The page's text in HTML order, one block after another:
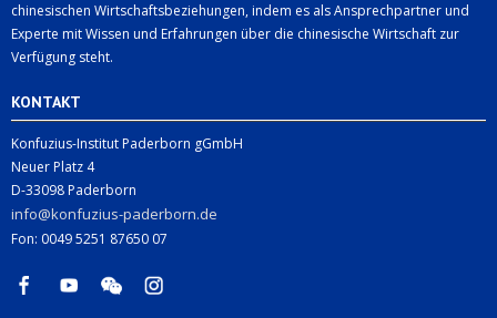
chinesischen Wirtschaftsbeziehungen, indem es als Ansprechpartner und
Experte mit Wissen und Erfahrungen über die chinesische Wirtschaft zur
Verfügung steht.
KONTAKT
Konfuzius-Institut Paderborn gGmbH
Neuer Platz 4
D-33098 Paderborn
info@konfuzius-paderborn.de
Fon: 0049 5251 87650 07